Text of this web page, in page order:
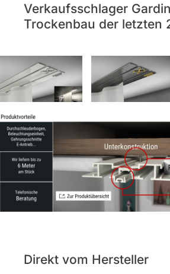
Verkaufsschlager
Trockenbau der letzten
Direkt vom Hersteller